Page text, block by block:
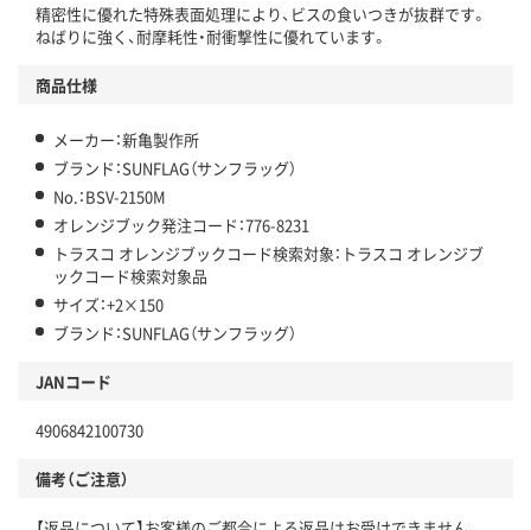
精密性に優れた特殊表面処理により、ビスの食いつきが抜群です。
ねばりに強く、耐摩耗性・耐衝撃性に優れています。
商品仕様
メーカー：新亀製作所
ブランド：SUNFLAG（サンフラッグ）
No.：BSV-2150M
オレンジブック発注コード：776-8231
トラスコ オレンジブックコード検索対象：トラスコ オレンジブ
ックコード検索対象品
サイズ：+2×150
ブランド：SUNFLAG（サンフラッグ）
JANコード
4906842100730
備考（ご注意）